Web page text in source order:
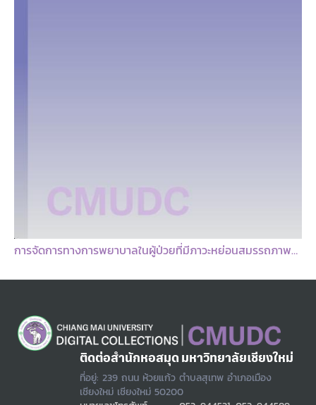
การจัดการทางการพยาบาลในผู้ป่วยที่มีภาวะหย่อนสมรรถภาพทางเพศหลังผ่าตัดต่อมลูกหมาก
ติดต่อสำนักหอสมุด มหาวิทยาลัยเชียงใหม่
ที่อยู่: 239 ถนน ห้วยแก้ว ตำบลสุเทพ อำเภอเมือง
เชียงใหม่ เชียงใหม่ 50200